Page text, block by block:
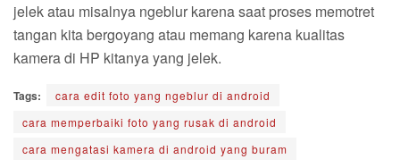
jelek atau misalnya ngeblur karena saat proses memotret
tangan kita bergoyang atau memang karena kualitas
kamera di HP kitanya yang jelek.
Tags:
cara edit foto yang ngeblur di android
cara memperbaiki foto yang rusak di android
cara mengatasi kamera di android yang buram